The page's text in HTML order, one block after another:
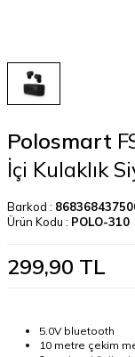
Polosmart
İçi Kulaklık
Barkod :
Ürün Kodu : POLO-310
299,90 TL
5.0V bluetooth
10 metre çekim